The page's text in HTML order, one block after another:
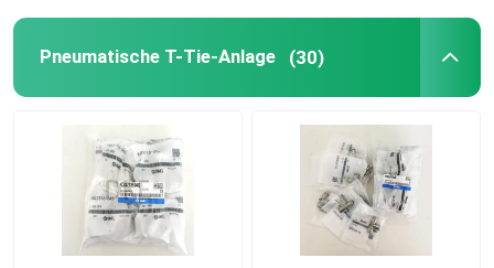
Produkte
Videos
Pneumatische T-Tie-Anlage (30)